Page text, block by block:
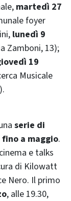
martedì 27
foyer
lunedì 9
Zamboni, 13);
19
Musicale
serie di
a maggio.
e talks
di Kilowatt
Nero. Il primo
, alle 19.30,